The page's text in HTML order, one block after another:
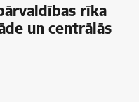
rīka
un centrālās